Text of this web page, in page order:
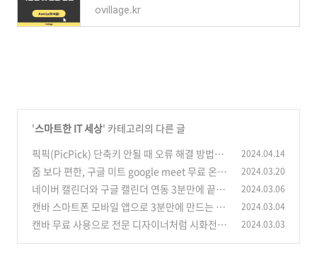
ovillage.kr
'스마트한 IT 세상' 카테고리의 다른 글
픽픽(PicPick) 단축키 안될 때 오류 해결 방법과
작업표시줄 설정 방법 (0)
2024.04.14
줌 보다 편한, 구글 미트 google meet 무료 온라
인 화상회의 사용법
(0)
2024.03.20
네이버 캘린더와 구글 캘린더 연동 3분만에 끝내
기
(0)
2024.03.06
캔바 스마트폰 모바일 앱으로 3분만에 만드는 디
자인 포스터 (0)
2024.03.04
캔바 무료 사용으로 전문 디자이너처럼 시화전 포
2024.03.03